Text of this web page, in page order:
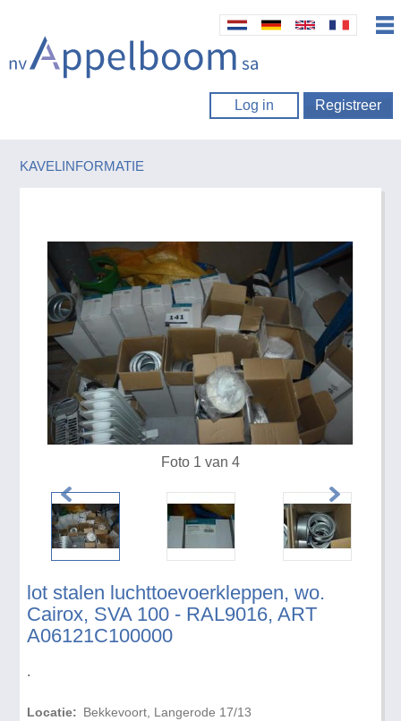
Log in Registreer
KAVELINFORMATIE
lot stalen luchttoevoerkleppen, wo.
Cairox, SVA 100 - RAL9016, ART
A06121C100000
.
Locatie: Bekkevoort, Langerode 17/13
Foto 1 van 4